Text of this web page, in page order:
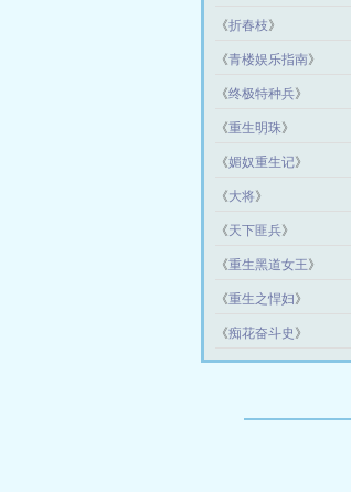
《折春枝》
《青楼娱乐指南》
《终极特种兵》
《重生明珠》
《媚奴重生记》
《大将》
《天下匪兵》
《重生黑道女王》
《重生之悍妇》
《痴花奋斗史 》